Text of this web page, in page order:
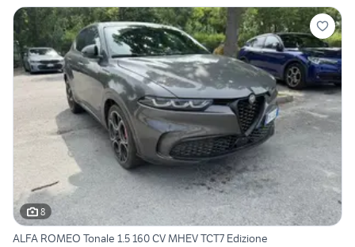
8
ALFA ROMEO Tonale 1.5 160 CV MHEV TCT7 Edizione